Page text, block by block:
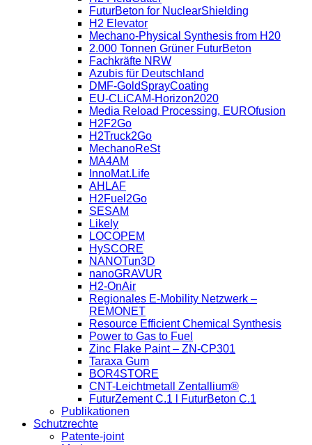
FuturBeton for NuclearShielding
H2 Elevator
Mechano-Physical Synthesis from H20
2.000 Tonnen Grüner FuturBeton
Fachkräfte NRW
Azubis für Deutschland
DMF-GoldSprayCoating
EU-CLiCAM-Horizon2020
Media Reload Processing, EUROfusion
H2F2Go
H2Truck2Go
MechanoReSt
MA4AM
InnoMat.Life
AHLAF
H2Fuel2Go
SESAM
Likely
LOCOPEM
HySCORE
NANOTun3D
nanoGRAVUR
H2-OnAir
Regionales E-Mobility Netzwerk –
REMONET
Resource Efficient Chemical Synthesis
Power to Gas to Fuel
Zinc Flake Paint – ZN-CP301
Taraxa Gum
BOR4STORE
CNT-Leichtmetall Zentallium®
FuturZement C.1 l FuturBeton C.1
Publikationen
Schutzrechte
Patente-joint